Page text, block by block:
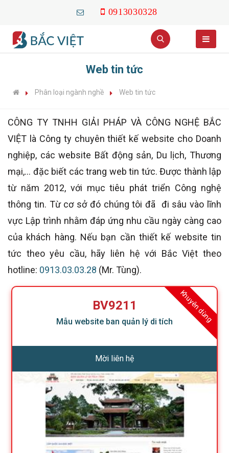
0913030328
Web tin tức
Phân loại ngành nghề Web tin tức
CÔNG TY TNHH GIẢI PHÁP VÀ CÔNG NGHỆ BẮC
VIỆT là Công ty chuyên thiết kế website cho Doanh
nghiệp, các website Bất động sản, Du lịch, Thương
mại,... đặc biết các trang web tin tức. Được thành lập
từ năm 2012, với mục tiêu phát triển Công nghệ
thông tin. Từ cơ sở đó chúng tôi đã đi sâu vào lĩnh
vực Lập trình nhằm đáp ứng nhu cầu ngày càng cao
của khách hàng. Nếu bạn cần thiết kế website tin
tức theo yêu cầu, hãy liên hệ với Bắc Việt theo
hotline: 0913.03.03.28 (Mr. Tùng).
Khuyên dùng
BV9211
Mẫu website ban quản lý di tích
Mời liên hệ